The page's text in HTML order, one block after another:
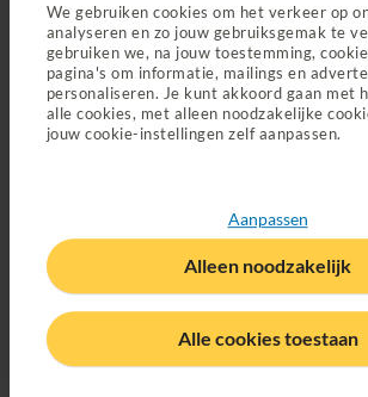
We gebruiken cookies om het verkeer op
analyseren en zo jouw gebruiksgemak te
gebruiken we, na jouw toestemming,
pagina's om informatie, mailings en
personaliseren. Je kunt akkoord gaan met
alle cookies, met alleen noodzakelijke
jouw cookie-instellingen zelf aanpassen.
Alle cookies toestaan
Aanpassen
Alleen noodzakelijk
Wijziging